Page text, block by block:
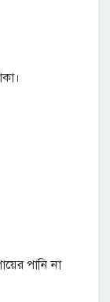
পানি না